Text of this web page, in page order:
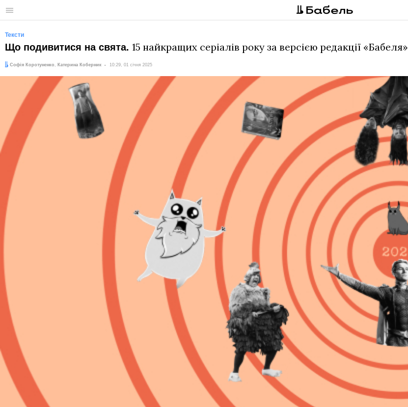
Меню
Тексти
Що подивитися на свята. 15 найкращих серіалів року за версією редакції «Бабеля»
Автори:
Софія Коротуненко , Катерина Коберник
Дата: 10:29, 01 січня 2025